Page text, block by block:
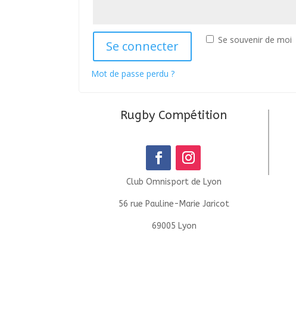
Se souvenir de moi
Se connecter
Mot de passe perdu ?
Rugby Compétition
Club Omnisport de Lyon
56 rue Pauline-Marie Jaricot
69005 Lyon